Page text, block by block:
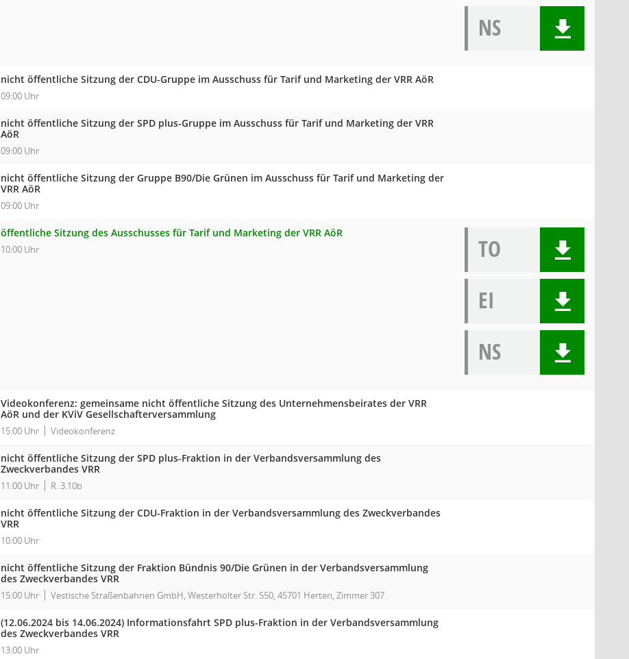
NS
nicht öffentliche Sitzung der CDU-Gruppe im Ausschuss für Tarif und Marketing der VRR AöR
09:00 Uhr
nicht öffentliche Sitzung der SPD plus-Gruppe im Ausschuss für Tarif und Marketing der VRR
AöR
09:00 Uhr
nicht öffentliche Sitzung der Gruppe B90/Die Grünen im Ausschuss für Tarif und Marketing der
VRR AöR
09:00 Uhr
öffentliche Sitzung des Ausschusses für Tarif und Marketing der VRR AöR
10:00 Uhr
TO
EI
NS
Videokonferenz: gemeinsame nicht öffentliche Sitzung des Unternehmensbeirates der VRR
AöR und der KViV Gesellschafterversammlung
15:00 Uhr Videokonferenz
nicht öffentliche Sitzung der SPD plus-Fraktion in der Verbandsversammlung des
Zweckverbandes VRR
11:00 Uhr R. 3.10b
nicht öffentliche Sitzung der CDU-Fraktion in der Verbandsversammlung des Zweckverbandes
VRR
10:00 Uhr
nicht öffentliche Sitzung der Fraktion Bündnis 90/Die Grünen in der Verbandsversammlung
des Zweckverbandes VRR
15:00 Uhr Vestische Straßenbahnen GmbH, Westerholter Str. 550, 45701 Herten, Zimmer 307
(12.06.2024 bis 14.06.2024) Informationsfahrt SPD plus-Fraktion in der Verbandsversammlung
des Zweckverbandes VRR
13:00 Uhr